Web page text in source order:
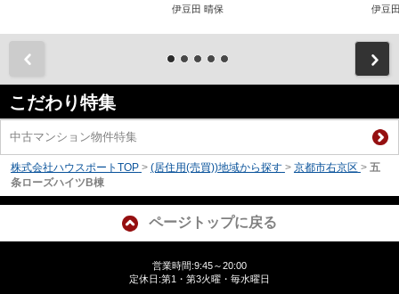
伊豆田 晴保 伊豆
こだわり特集
中古マンション物件特集
株式会社ハウスポートTOP > (居住用(売買))地域から探す > 京都市右京区 > 五
条ローズハイツB棟
ページトップに戻る
営業時間:9:45～20:00
定休日:第1・第3火曜・毎水曜日